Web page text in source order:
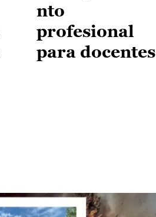
nto
profesional
para docentes